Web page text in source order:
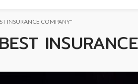
INSURANCE COMPANY"
BEST